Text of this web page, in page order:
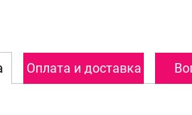
Оплата и доставка